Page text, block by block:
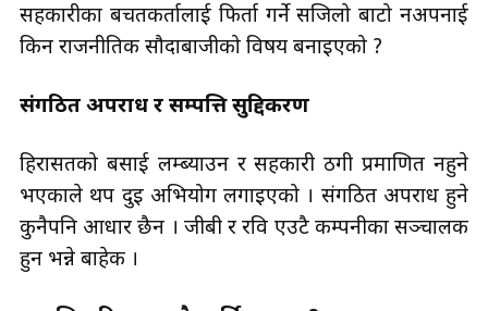
सहकारीका बचतकर्तालाई फिर्ता गर्ने सजिलो बाटो नअपनाई
किन राजनीतिक सौदाबाजीको विषय बनाइएको ?
संगठित अपराध र सम्पत्ति सुद्दिकरण
हिरासतको बसाई लम्ब्याउन र सहकारी ठगी प्रमाणित नहुने
भएकाले थप दुइ अभियोग लगाइएको । संगठित अपराध हुने
कुनैपनि आधार छैन । जीबी र रवि एउटै कम्पनीका सञ्चालक
हुन भन्ने बाहेक ।